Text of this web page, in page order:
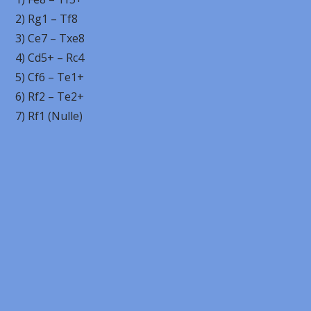
2) Rg1 – Tf8
3) Ce7 – Txe8
4) Cd5+ – Rc4
5) Cf6 – Te1+
6) Rf2 – Te2+
7) Rf1 (Nulle)